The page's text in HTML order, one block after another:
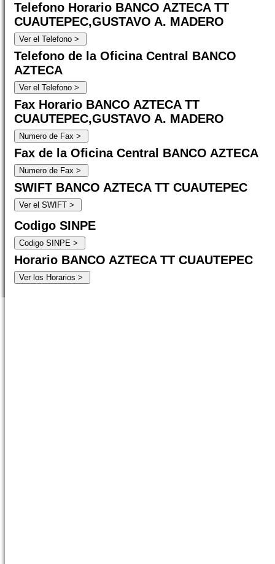
Telefono Horario BANCO AZTECA TT
CUAUTEPEC,GUSTAVO A. MADERO
Telefono de la Oficina Central BANCO
AZTECA
Fax Horario BANCO AZTECA TT
CUAUTEPEC,GUSTAVO A. MADERO
Fax de la Oficina Central BANCO AZTECA
SWIFT BANCO AZTECA TT CUAUTEPEC
Codigo SINPE
Horario BANCO AZTECA TT CUAUTEPEC